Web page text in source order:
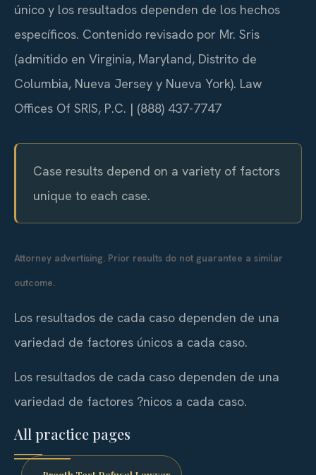
único y los resultados dependen de los hechos
específicos. Contenido revisado por Mr. Sris
(admitido en Virginia, Maryland, Distrito de
Columbia, Nueva Jersey y Nueva York). Law
Offices Of SRIS, P.C. | (888) 437-7747
Case results depend on a variety of factors
unique to each case.
Attorney advertising. Prior results do not guarantee a similar
outcome.
Los resultados de cada caso dependen de una
variedad de factores únicos a cada caso.
Los resultados de cada caso dependen de una
variedad de factores ?nicos a cada caso.
All practice pages